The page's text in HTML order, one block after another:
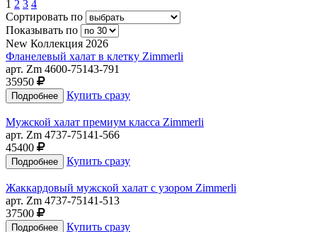
1 2 3 4
Сортировать по
Показывать по
New Коллекция 2026
Фланелевый халат в клетку Zimmerli
арт. Zm 4600-75143-791
35950
Купить сразу
Мужской халат премиум класса Zimmerli
арт. Zm 4737-75141-566
45400
Купить сразу
Жаккардовый мужской халат с узором Zimmerli
арт. Zm 4737-75141-513
37500
Купить сразу